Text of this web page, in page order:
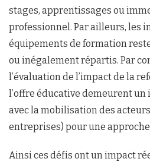
stages, apprentissages ou
professionnel. Par ailleurs, les
équipements de formation
ou inégalement répartis. Par
l’évaluation de l’impact de la
l’offre éducative demeurent
avec la mobilisation des
entreprises) pour une
Ainsi ces défis ont un impact